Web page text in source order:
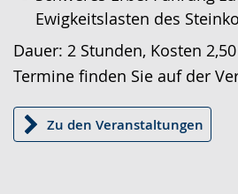
Ewigkeitslasten des
Dauer: 2 Stunden, Kosten
Termine finden Sie auf der
Zu den Veranstaltungen